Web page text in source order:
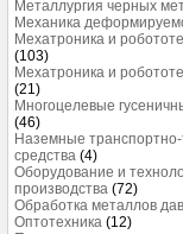
Металлургия черных
Механика
Мехатроника и
(103)
Мехатроника и
(21)
Многоцелевые
(46)
Наземные транспортно-
средства (4)
Оборудование и
производства (72)
Обработка металлов
Оптотехника (12)